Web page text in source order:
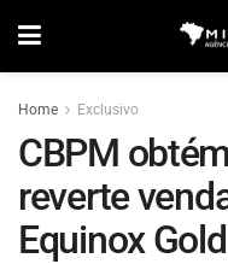
Home Exclusivo
CBPM
reverte
Equinox